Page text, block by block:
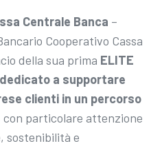
Centrale Banca –
Cooperativo Cassa
della sua prima ELITE
a supportare
clienti in un percorso
con particolare attenzione
sostenibilità e